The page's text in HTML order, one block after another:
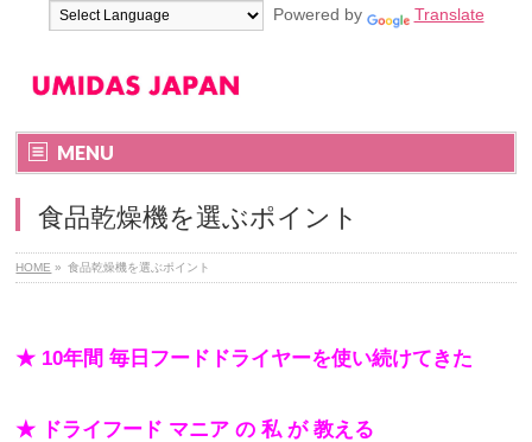
Powered by Translate
MENU
食品乾燥機を選ぶポイント
HOME » 食品乾燥機を選ぶポイント
★ 10年間 毎日フードドライヤーを使い続けてきた
★ ドライフード マニア の 私 が 教える